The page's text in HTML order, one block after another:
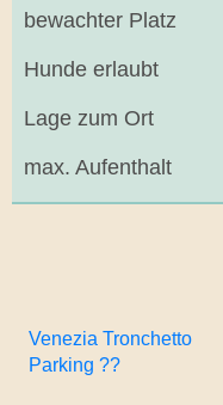
bewachter Platz
Hunde erlaubt
Lage zum Ort
max. Aufenthalt
Venezia Tronchetto
Parking ??